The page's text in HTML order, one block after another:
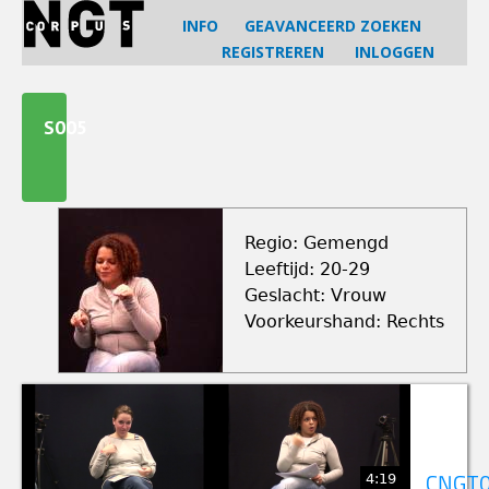
Jump
navigation
INFO
GEAVANCEERD ZOEKEN
REGISTREREN
INLOGGEN
topS005
Regio: Gemengd
Leeftijd: 20-29
Geslacht: Vrouw
Voorkeurshand: Rechts
4:19